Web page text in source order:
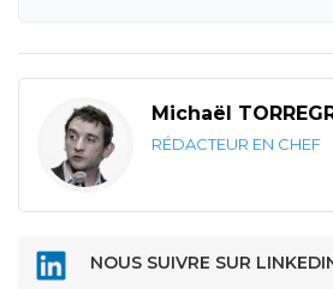
Michaël
RÉDACTEUR EN CHEF
NOUS SUIVRE SUR